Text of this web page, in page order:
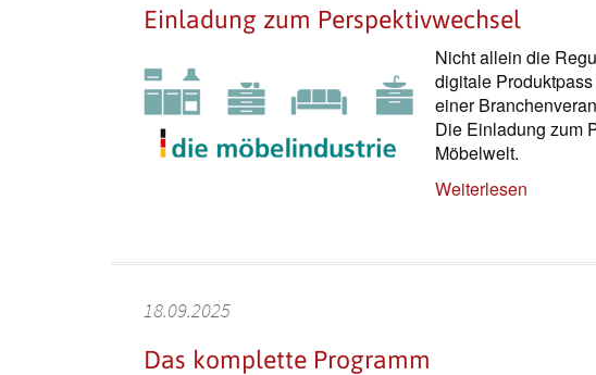
Einladung zum Perspektivwechsel
Nicht allein die
digitale
einer
Die Einladung zum
Möbelwelt.
Weiterlesen
18.09.2025
Das komplette Programm